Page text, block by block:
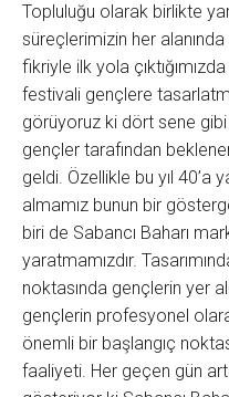
Topluluğu olarak birlikte
süreçlerimizin her alanında
fikriyle ilk yola
festivali gençlere
görüyoruz ki dört sene gibi
gençler tarafından
geldi. Özellikle bu yıl 40’a
almamız bunun bir
biri de Sabancı Baharı
yaratmamızdır.
noktasında gençlerin yer
gençlerin profesyonel
önemli bir başlangıç
faaliyeti. Her geçen gün